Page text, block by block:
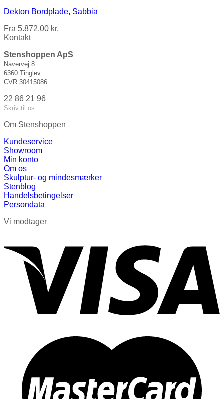
Dekton Bordplade, Sabbia
Fra 5.872,00 kr.
Kontakt
Stenshoppen ApS
Navervej 8
6360 Tinglev
CVR 30415086
22 86 21 96
Skriv til os
Om Stenshoppen
Kundeservice
Showroom
Min konto
Om os
Skulptur- og mindesmærker
Stenblog
Handelsbetingelser
Persondata
Vi modtager